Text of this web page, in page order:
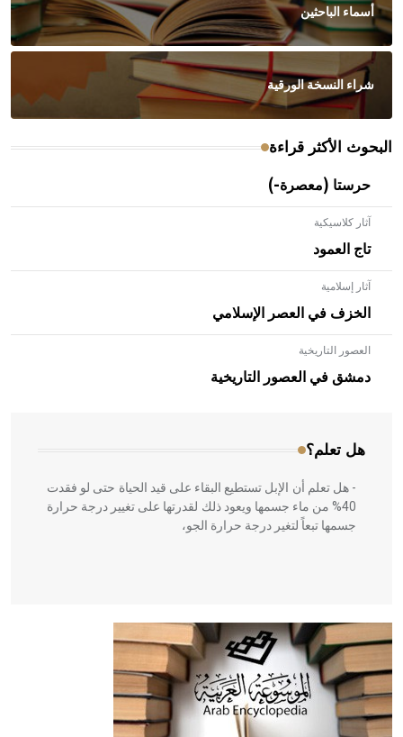
أسماء الباحثين
شراء النسخة الورقية
البحوث الأكثر قراءة
حرستا (معصرة-)
آثار كلاسيكية
تاج العمود
آثار إسلامية
الخزف في العصر الإسلامي
العصور التاريخية
دمشق في العصور التاريخية
هل تعلم؟
- هل تعلم أن الأبلق نوع من الفنون الهندسية التي ارتبطت
بالعمارة الإسلامية في بلاد الشام ومصر خاصة، حيث يحرص
المعمار على بناء مداميكه وخاصة في الواجهات
- هل تعلم أن الإبل تستطيع البقاء على قيد الحياة حتى لو فقدت
40% من ماء جسمها ويعود ذلك لقدرتها على تغيير درجة حرارة
جسمها تبعاً لتغير درجة حرارة الجو،
- هل تعلم أن أبقراط كتب في الطب أربعة مؤلفات هي:
الحكم، الأدلة، تنظيم التغذية، ورسالته في جروح الرأس. ويعود
له الفضل بأنه حرر الطب من الدين والفلسفة.